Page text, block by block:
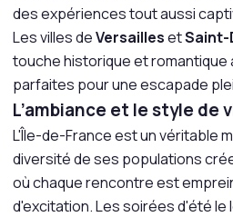
des expériences tout aussi
Les villes deVersaillesetSaint-
touche historique et romantique
parfaites pour une escapade
L’ambiance et le style de
L'Île-de-France est un véritable
diversité de ses populations
où chaque rencontre est
d'excitation. Les soirées d'été le